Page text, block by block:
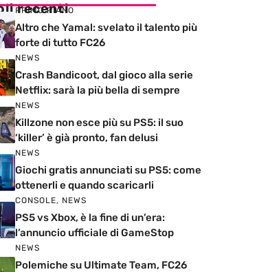
recenti
PRIMO PIANO
Altro che Yamal: svelato il talento più
forte di tutto FC26
NEWS
Crash Bandicoot, dal gioco alla serie
Netflix: sarà la più bella di sempre
NEWS
Killzone non esce più su PS5: il suo
‘killer’ è già pronto, fan delusi
NEWS
Giochi gratis annunciati su PS5: come
ottenerli e quando scaricarli
CONSOLE, NEWS
PS5 vs Xbox, è la fine di un’era:
l’annuncio ufficiale di GameStop
NEWS
Polemiche su Ultimate Team, FC26